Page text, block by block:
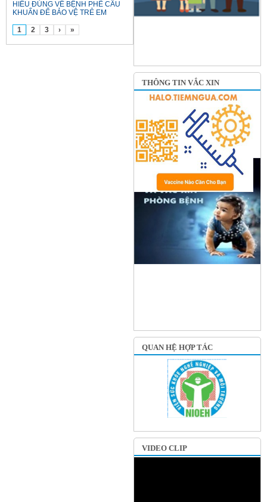
HIỂU ĐÚNG VỀ BỆNH PHẾ CẦU
KHUẨN ĐỂ BẢO VỆ TRẺ EM
1 2 3 › »
THÔNG TIN VẮC XIN
QUAN HỆ HỢP TÁC
VIDEO CLIP